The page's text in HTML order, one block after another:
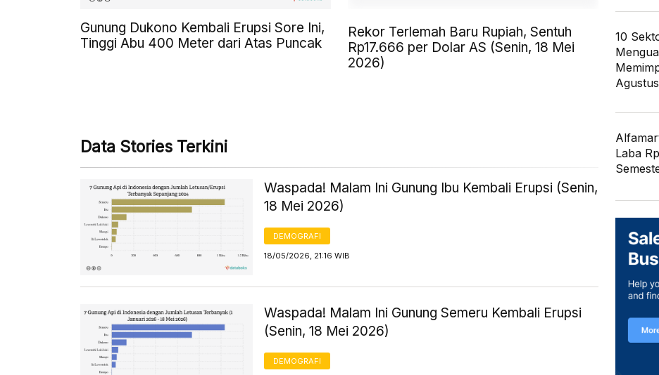
Gunung Dukono Kembali Erupsi Sore Ini,
Tinggi Abu 400 Meter dari Atas Puncak
Rekor Terlemah Baru Rupiah, Sentuh
Rp17.666 per Dolar AS (Senin, 18 Mei
2026)
Data Stories Terkini
Waspada! Malam Ini Gunung Ibu Kembali Erupsi (Senin,
18 Mei 2026)
DEMOGRAFI
18/05/2026, 21:16 WIB
Waspada! Malam Ini Gunung Semeru Kembali Erupsi
(Senin, 18 Mei 2026)
DEMOGRAFI
10
Laba